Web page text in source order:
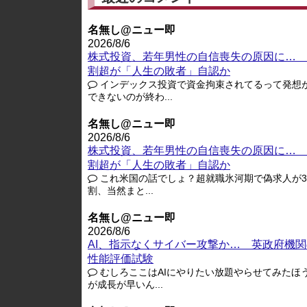
名無し@ニュー即
2026/8/6
株式投資、若年男性の自信喪失の原因に…
割超が「人生の敗者」自認か
インデックス投資で資金拘束されてるって発想
できないのが終わ...
名無し@ニュー即
2026/8/6
株式投資、若年男性の自信喪失の原因に…
割超が「人生の敗者」自認か
これ米国の話でしょ？超就職氷河期で偽求人が
割、当然まと...
名無し@ニュー即
2026/8/6
AI、指示なくサイバー攻撃か… 英政府機
性能評価試験
むしろここはAIにやりたい放題やらせてみたほ
が成長が早いん...